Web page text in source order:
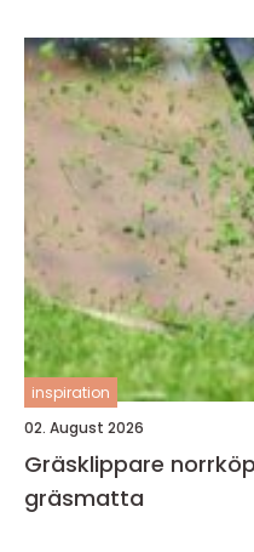
inspiration
02. August 2026
Gräsklippare norrköping rätt
gräsmatta